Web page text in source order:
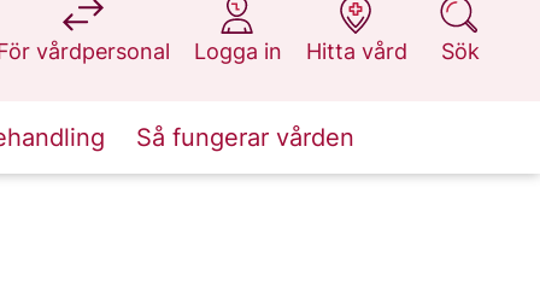
vårdpersonal
på 1177.se
Logga in
på 1177.se
Hitta vård
på 1177.se
Sök
på 1177.se
Så fungerar vården